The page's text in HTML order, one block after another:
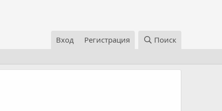
Вход Регистрация Поиск